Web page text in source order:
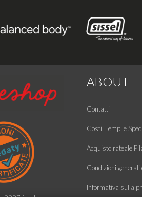
-2387feedbacks
ABOUT
Contatti
Costi, Tempi e
Acquisto rateale
Condizioni generali
Informativa sulla